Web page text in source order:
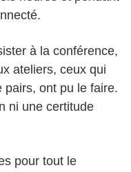
à la conférence,
ateliers, ceux qui
pairs, ont pu le faire.
ni une certitude
pour tout le